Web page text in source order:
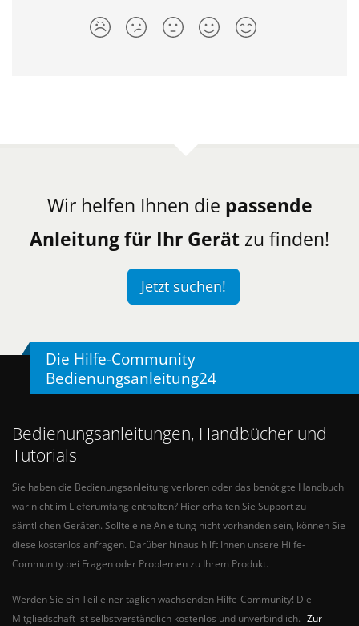
Wir helfen Ihnen die passende
Anleitung für Ihr Gerät zu finden!
Jetzt suchen!
Die Hilfe-Community
Bedienungsanleitung24
Bedienungsanleitungen, Handbücher und
Tutorials
Sie haben die Bedienungsanleitung verloren oder das benötigte Handbuch
war nicht im Lieferumfang enthalten? Hier erhalten Sie Support zu
sämtlichen Geräten. Sollte eine Anleitung nicht vorhanden sein, können Sie
diese kostenlos anfragen. Darüber hinaus hilft Ihnen unsere Hilfe-
Community bei Fragen oder Problemen zu Ihrem Produkt.
Werden Sie ein Teil einer täglich wachsenden Hilfe-Community! Die
Mitgliedschaft ist selbstverständlich kostenlos und unverbindlich. Zur